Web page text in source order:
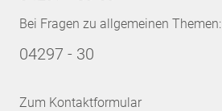
Bei Fragen zu allgemeinen Themen:
04297 - 30
Zum Kontaktformular